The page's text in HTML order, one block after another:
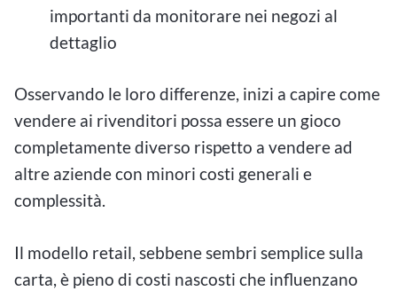
importanti da monitorare nei negozi al
dettaglio
Osservando le loro differenze, inizi a capire come
vendere ai rivenditori possa essere un gioco
completamente diverso rispetto a vendere ad
altre aziende con minori costi generali e
complessità.
Il modello retail, sebbene sembri semplice sulla
carta, è pieno di costi nascosti che influenzano